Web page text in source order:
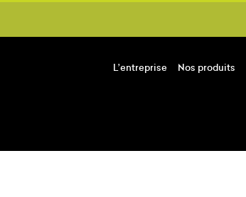
L’entreprise Nos produits